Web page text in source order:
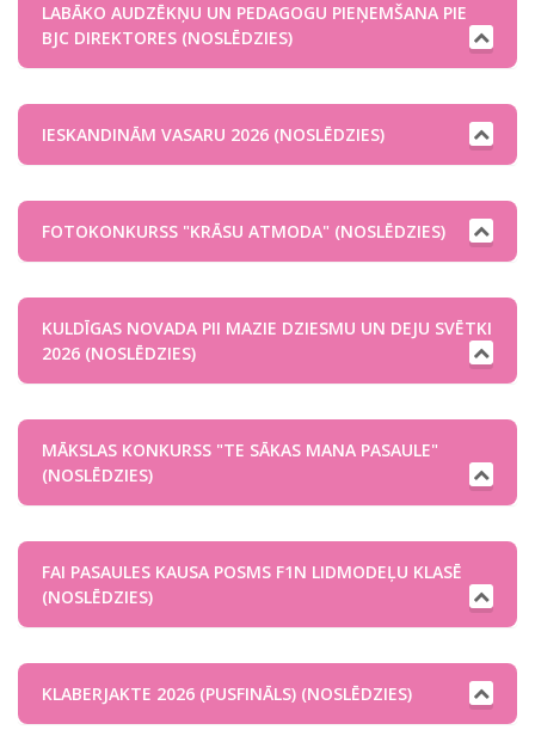
LABĀKO AUDZĒKŅU UN PEDAGOGU PIEŅEMŠANA PIE
BJC DIREKTORES (NOSLĒDZIES)
IESKANDINĀM VASARU 2026 (NOSLĒDZIES)
FOTOKONKURSS "KRĀSU ATMODA" (NOSLĒDZIES)
KULDĪGAS NOVADA PII MAZIE DZIESMU UN DEJU SVĒTKI
2026 (NOSLĒDZIES)
MĀKSLAS KONKURSS "TE SĀKAS MANA PASAULE"
(NOSLĒDZIES)
FAI PASAULES KAUSA POSMS F1N LIDMODEĻU KLASĒ
(NOSLĒDZIES)
KLABERJAKTE 2026 (PUSFINĀLS) (NOSLĒDZIES)